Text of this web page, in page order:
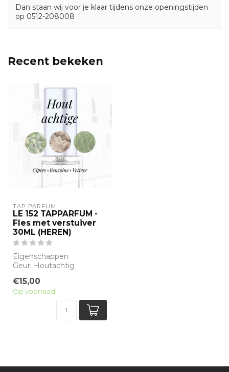
Dan staan wij voor je klaar tijdens onze openingstijden
op 0512-208008
Recent bekeken
TAP PARFUM
LE 152 TAPPARFUM -
Fles met verstuiver
30ML (HEREN)
Eigenschappen
Geur: Houtachtig
Benzoine, Cipres, Vetiver
...
€15,00
Op voorraad